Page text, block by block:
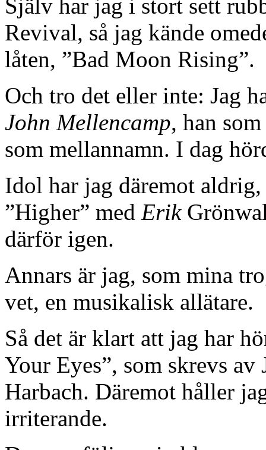
Själv har jag i stort sett
Revival, så jag kände
låten, ”Bad Moon Rising”.
Och tro det eller inte: Jag
John Mellencamp, han
som mellannamn. I dag
Idol har jag däremot
”Higher” med Erik
därför igen.
Annars är jag, som mina
vet, en musikalisk allätare.
Så det är klart att jag har
Your Eyes”, som skrevs
Harbach. Däremot håller
irriterande.